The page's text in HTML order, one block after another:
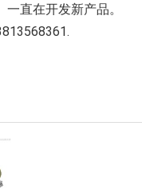
直在开发新产品。